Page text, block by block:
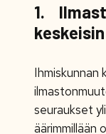
1.
Ihmiskunnan
seuraukset
äärimmillään